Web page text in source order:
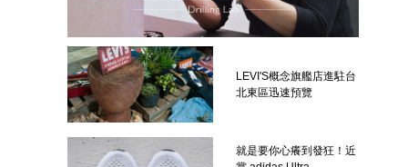
LEVI'S概念旗艦店進駐台
北東區迅速預覽
就是要你心癢到發狂！近